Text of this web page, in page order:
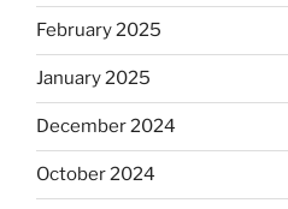
February 2025
January 2025
December 2024
October 2024